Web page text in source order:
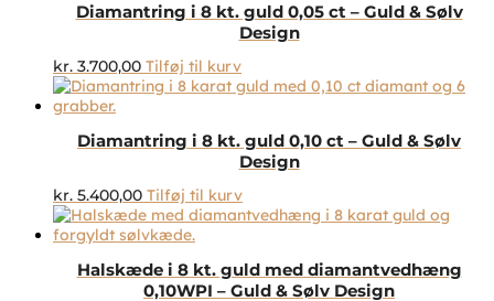
Diamantring i 8 kt. guld 0,05 ct – Guld & Sølv
Design
kr. 3.700,00 Tilføj til kurv
Diamantring i 8 kt. guld 0,10 ct – Guld & Sølv
Design
kr. 5.400,00 Tilføj til kurv
Halskæde i 8 kt. guld med diamantvedhæng
0,10WPI – Guld & Sølv Design